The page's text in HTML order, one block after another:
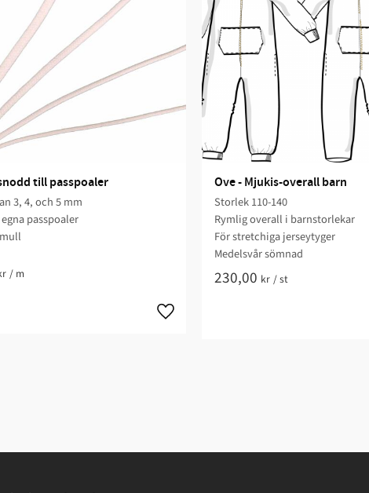
till passpoaler
3, 4, och 5 mm
passpoaler
/ m
Ove - Mjukis-overall barn
Storlek 110-140​
Rymlig overall i barnstorlekar​
För stretchiga jerseytyger​​​
Medelsvår sömnad​​
230,00 kr /st